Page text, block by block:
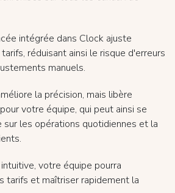
intégrée dans Clock ajuste
réduisant ainsi le risque d'erreurs
manuels.
la précision, mais libère
votre équipe, qui peut ainsi se
sur les opérations quotidiennes et la
votre équipe pourra
tarifs et maîtriser rapidement la